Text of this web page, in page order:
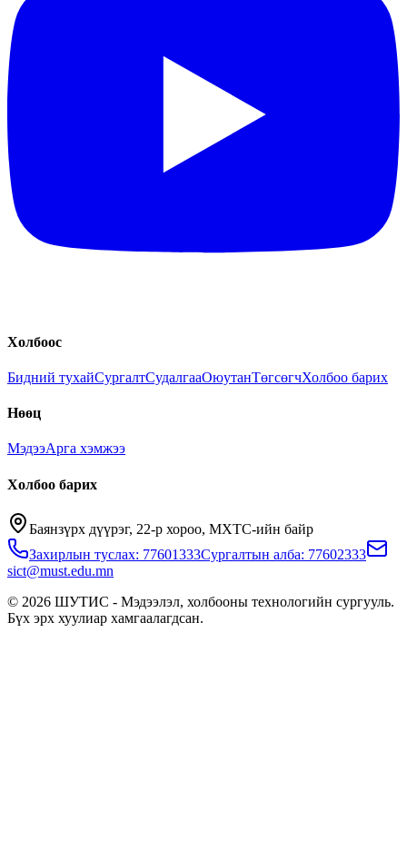
Холбоос
Бидний тухайСургалтСудалгааОюутанТөгсөгчХолбоо барих
Нөөц
МэдээАрга хэмжээ
Холбоо барих
Баянзүрх дүүрэг, 22-р хороо, МХТС-ийн байр
Захирлын туслах: 77601333Сургалтын алба: 77602333
sict@must.edu.mn
© 2026 ШУТИС - Мэдээлэл, холбооны технологийн сургууль.
Бүх эрх хуулиар хамгаалагдсан.